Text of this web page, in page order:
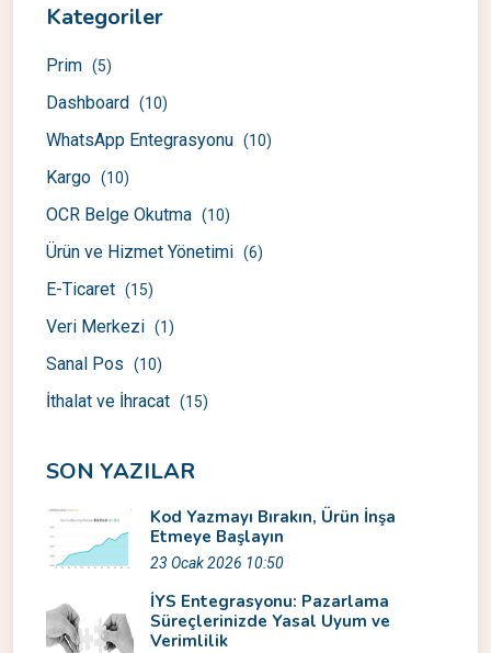
Kategoriler
Prim (5)
Dashboard (10)
WhatsApp Entegrasyonu (10)
Kargo (10)
OCR Belge Okutma (10)
Ürün ve Hizmet Yönetimi (6)
E-Ticaret (15)
Veri Merkezi (1)
Sanal Pos (10)
İthalat ve İhracat (15)
SON YAZILAR
Kod Yazmayı Bırakın, Ürün İnşa
Etmeye Başlayın
23 Ocak 2026 10:50
İYS Entegrasyonu: Pazarlama
Süreçlerinizde Yasal Uyum ve
Verimlilik